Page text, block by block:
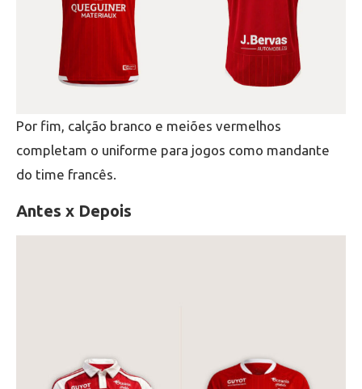
Por fim, calção branco e meiões vermelhos
completam o uniforme para jogos como mandante
do time francês.
Antes x Depois